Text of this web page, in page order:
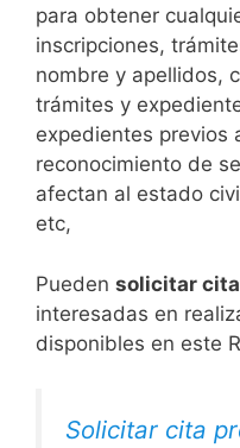
para obtener
inscripciones,
nombre y apellidos,
trámites y
expedientes previos
reconocimiento de
afectan al estado
etc,
​Pueden solicitar
interesadas en
disponibles en este
Solicitar cita